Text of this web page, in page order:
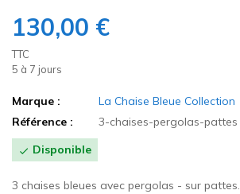
130,00 €
TTC
5 à 7 jours
Marque :
La Chaise Bleue Collection
Référence :
3-chaises-pergolas-pattes
 Disponible
3 chaises bleues avec pergolas - sur pattes.